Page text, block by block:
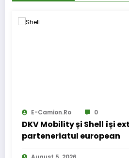
E-Camion.ro 0
DKV Mobility și Shell își
parteneriatul european